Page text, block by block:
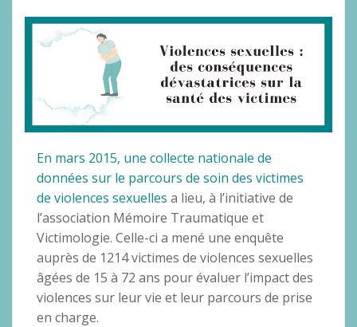
En mars 2015, une collecte nationale de
données sur le parcours de soin des victimes
de violences sexuelles a lieu, à l’initiative de
l’association Mémoire Traumatique et
Victimologie. Celle-ci a mené une enquête
auprès de 1214 victimes de violences sexuelles
âgées de 15 à 72 ans pour évaluer l’impact des
violences sur leur vie et leur parcours de prise
en charge.